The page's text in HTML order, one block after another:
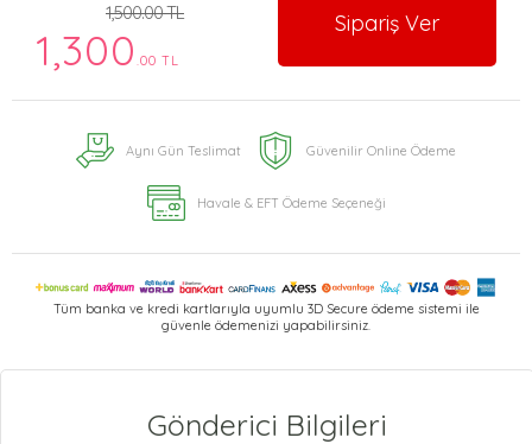
1,500.00 TL
1,300 .00 TL
Sipariş Ver
Aynı Gün Teslimat Güvenilir Online Ödeme
Havale & EFT Ödeme Seçeneği
Tüm banka ve kredi kartlarıyla uyumlu 3D Secure ödeme sistemi ile
güvenle ödemenizi yapabilirsiniz.
Gönderici Bilgileri